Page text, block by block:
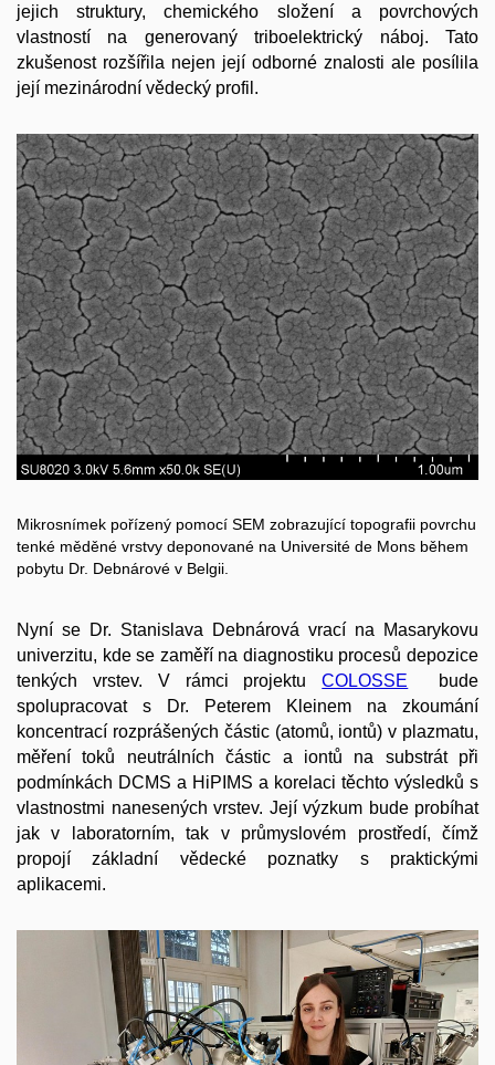
jejich struktury, chemického složení a povrchových
vlastností na generovaný triboelektrický náboj. Tato
zkušenost rozšířila nejen její odborné znalosti ale posílila
její mezinárodní vědecký profil.
Mikrosnímek pořízený pomocí SEM zobrazující topografii povrchu
tenké měděné vrstvy deponované na Université de Mons během
pobytu Dr. Debnárové v Belgii.
Nyní se Dr. Stanislava Debnárová vrací na Masarykovu
univerzitu, kde se zaměří na diagnostiku procesů depozice
tenkých vrstev. V rámci projektuCOLOSSE bude
spolupracovat s Dr. Peterem Kleinem na zkoumání
koncentrací rozprášených částic (atomů, iontů) v plazmatu,
měření toků neutrálních částic a iontů na substrát při
podmínkách DCMS a HiPIMS a korelaci těchto výsledků s
vlastnostmi nanesených vrstev. Její výzkum bude probíhat
jak v laboratorním, tak v průmyslovém prostředí, čímž
propojí základní vědecké poznatky s praktickými
aplikacemi.